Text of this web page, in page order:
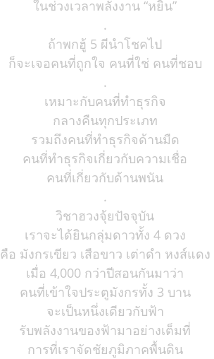
ในช่วงเวลาพลังงาน “หยิน”
.
ถ้าพกฮู้ 5 ผีนำโชคไป
ก็จะเจอคนที่ถูกใจ คนที่ใช่ คนที่ชอบ
.
เหมาะกับคนที่ทำธุรกิจ
กลางคืนทุกประเภท
รวมถึงคนที่ทำธุรกิจด้านมืด
คนที่ทำธุรกิจเกี่ยวกับความเชื่อ
คนที่เกี่ยวกับด้านพนัน
.
วิชาฮวงจุ้ยปัจจุบัน
เราจะได้ยินกลุ่มดาวทั้ง 4 ดวง
คือ มังกรเขียว เสือขาว เต่าดำ หงส์แดง
เมื่อ 4,000 กว่าปีสอนกันมาว่า
คนที่เข้าใจประตูมังกรทั้ง 3 บาน
จะเป็นหนึ่งเดียวกับฟ้า
รับพลังงานของฟ้ามาอย่างเต็มที่
การที่เราจัดชัยภูมิภาคพื้นดิน